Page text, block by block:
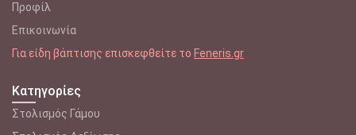
Προφίλ
Επικοινωνία
Για είδη βάπτισης επισκεφθείτε το Feneris.gr
Κατηγορίες
Στολισμός Γάμου